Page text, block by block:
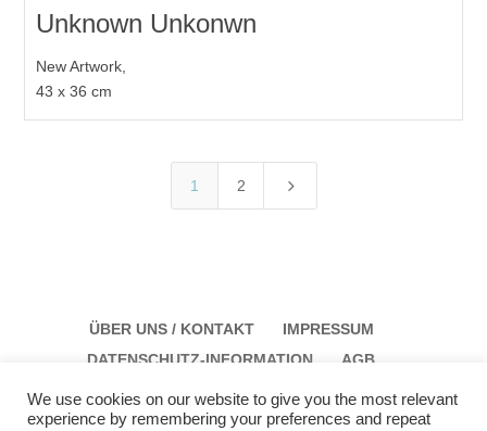
Unknown Unkonwn
New Artwork,
43 x 36 cm
1 2 5
ÜBER UNS / KONTAKT
IMPRESSUM
DATENSCHUTZ-INFORMATION
AGB
We use cookies on our website to give you the most relevant
experience by remembering your preferences and repeat